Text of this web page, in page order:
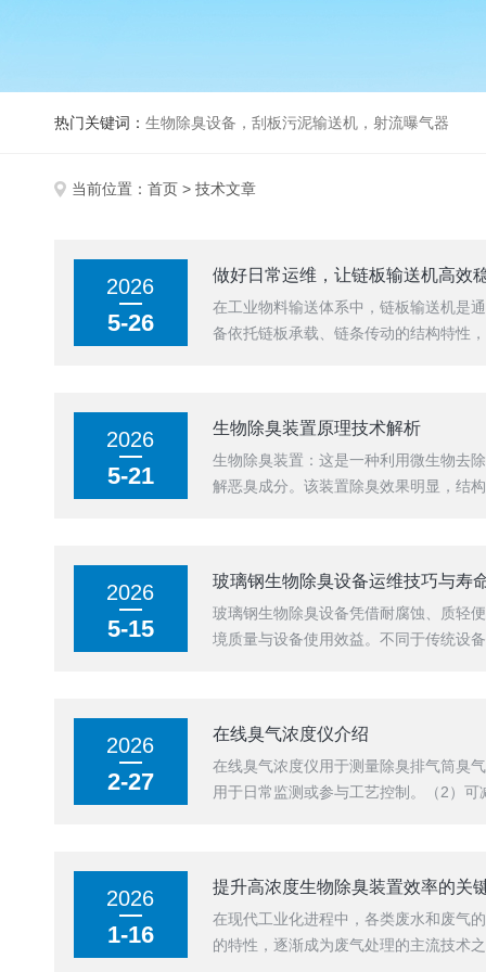
热门关键词： 生物除臭设备，刮板污泥输送机，射流曝气器
当前位置： 首页 > 技术文章
2026
5-26
做好日常运维，让链板输送机高效
在工业物料输送体系中，链板输送机是
备依托链板承载、链条传动的结构特性
2026
5-21
生物除臭装置原理技术解析
生物除臭装置：这是一种利用微生物去
解恶臭成分。该装置除臭效果明显，结
2026
5-15
玻璃钢生物除臭设备运维技巧与寿
玻璃钢生物除臭设备凭借耐腐蚀、质轻
境质量与设备使用效益。不同于传统设
2026
2-27
在线臭气浓度仪介绍
在线臭气浓度仪用于测量除臭排气筒臭
用于日常监测或参与工艺控制。（2）
2026
1-16
提升高浓度生物除臭装置效率的关
在现代工业化进程中，各类废水和废气
的特性，逐渐成为废气处理的主流技术